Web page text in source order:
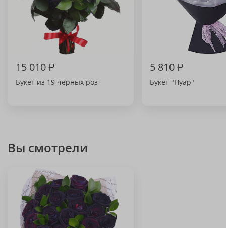
15 010₽
Букет из 19 чёрных роз
5 810₽
Букет "Нуар"
Вы смотрели